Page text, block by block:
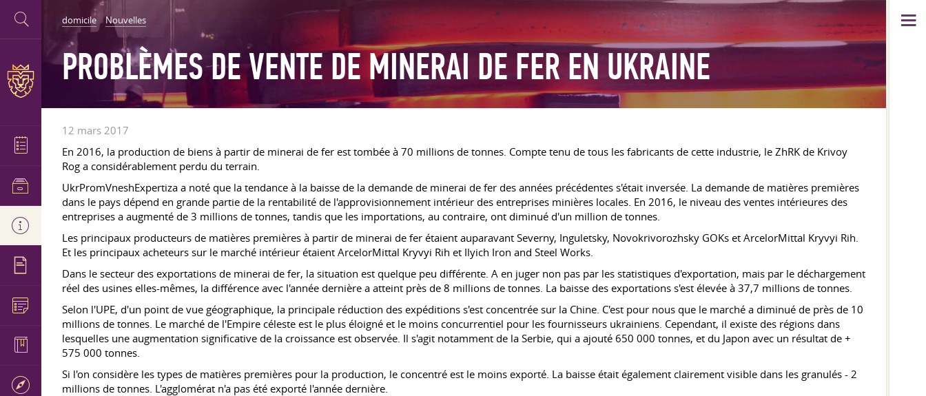
domicile Nouvelles
PROBLÈMES DE VENTE DE MINERAI DE FER EN UKRAINE
12 mars 2017
En 2016, la production de biens à partir de minerai de fer est tombée à 70 millions de tonnes. Compte tenu de tous les fabricants de cette industrie, le ZhRK de Krivoy
Rog a considérablement perdu du terrain.
UkrPromVneshExpertiza a noté que la tendance à la baisse de la demande de minerai de fer des années précédentes s'était inversée. La demande de matières premières
dans le pays dépend en grande partie de la rentabilité de l'approvisionnement intérieur des entreprises minières locales. En 2016, le niveau des ventes intérieures des
entreprises a augmenté de 3 millions de tonnes, tandis que les importations, au contraire, ont diminué d'un million de tonnes.
Les principaux producteurs de matières premières à partir de minerai de fer étaient auparavant Severny, Inguletsky, Novokrivorozhsky GOKs et ArcelorMittal Kryvyi Rih.
Et les principaux acheteurs sur le marché intérieur étaient ArcelorMittal Kryvyi Rih et Ilyich Iron and Steel Works.
Dans le secteur des exportations de minerai de fer, la situation est quelque peu différente. A en juger non pas par les statistiques d'exportation, mais par le déchargement
réel des usines elles-mêmes, la différence avec l'année dernière a atteint près de 8 millions de tonnes. La baisse des exportations s'est élevée à 37,7 millions de tonnes.
Selon l'UPE, d'un point de vue géographique, la principale réduction des expéditions s'est concentrée sur la Chine. C'est pour nous que le marché a diminué de près de 10
millions de tonnes. Le marché de l'Empire céleste est le plus éloigné et le moins concurrentiel pour les fournisseurs ukrainiens. Cependant, il existe des régions dans
lesquelles une augmentation significative de la croissance est observée. Il s'agit notamment de la Serbie, qui a ajouté 650 000 tonnes, et du Japon avec un résultat de +
575 000 tonnes.
Si l'on considère les types de matières premières pour la production, le concentré est le moins exporté. La baisse était également clairement visible dans les granulés - 2
millions de tonnes. L'agglomérat n'a pas été exporté l'année dernière.